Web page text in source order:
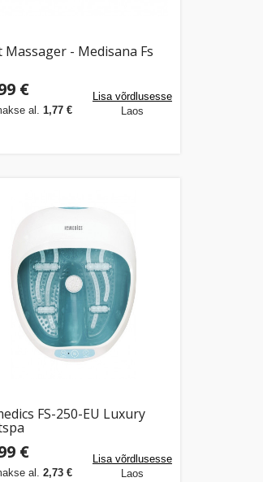
Massager - Medisana Fs
€
al.1,77 €
Lisa võrdlusesse
Laos
FS-250-EU Luxury
€
al.2,73 €
Lisa võrdlusesse
Laos